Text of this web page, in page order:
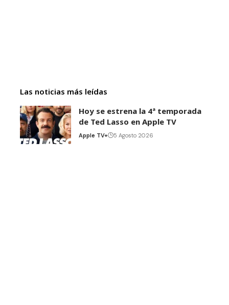
Las noticias más leídas
Hoy se estrena la 4ª temporada
de Ted Lasso en Apple TV
Apple TV+ 5 Agosto 2026